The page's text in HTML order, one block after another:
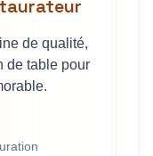
de qualité,
de table pour